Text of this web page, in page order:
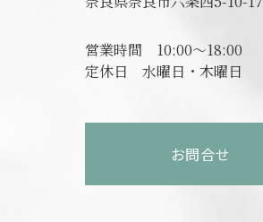
営業時間 10:00～18:00
定休日 水曜日・木曜日
お問合せ